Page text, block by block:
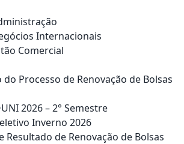
Internacionais
Comercial
Processo de Renovação de Bolsas
2026 – 2° Semestre
Inverno 2026
Resultado de Renovação de Bolsas